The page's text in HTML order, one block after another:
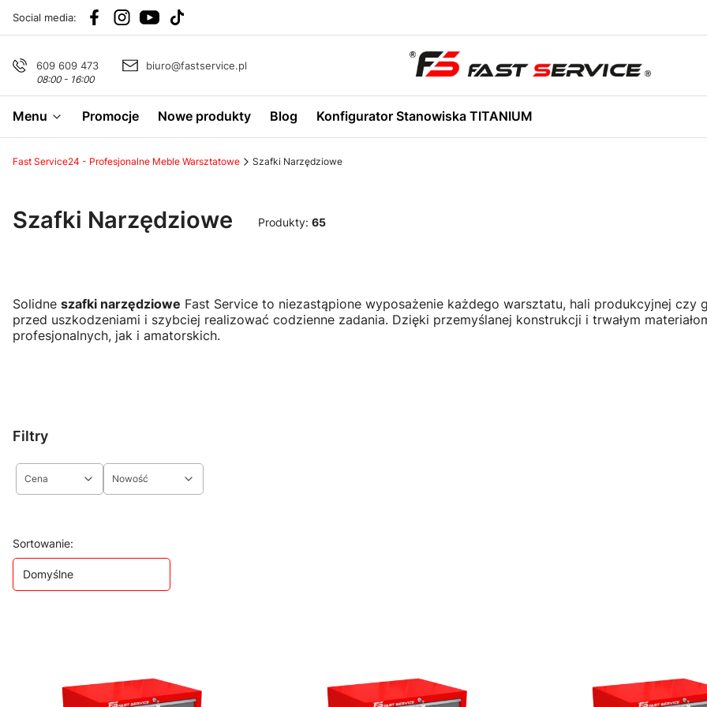
Social media:
609 609 473
08:00 - 16:00
biuro@fastservice.pl
Menu Promocje Nowe produkty Blog Konfigurator Stanowiska TITANIUM
Fast Service24 - Profesjonalne Meble Warsztatowe Szafki Narzędziowe
Szafki Narzędziowe Produkty: 65
Solidne szafki narzędziowe Fast Service to niezastąpione wyposażenie każdego warsztatu, hali produkcyjnej czy
przed uszkodzeniami i szybciej realizować codzienne zadania. Dzięki przemyślanej konstrukcji i trwałym
profesjonalnych, jak i amatorskich.
Filtry
Cena Nowość
Lista produktów
Sortowanie:
Domyślne